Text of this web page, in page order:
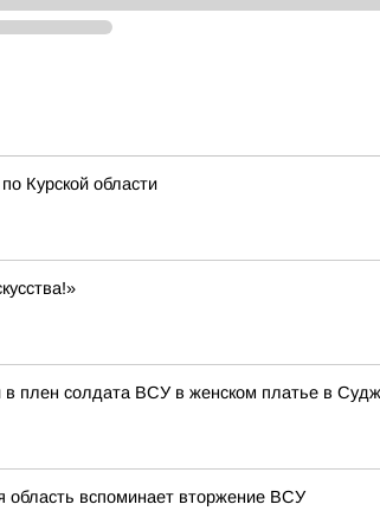
Курской области
в плен солдата ВСУ в женском платье в
область вспоминает вторжение ВСУ